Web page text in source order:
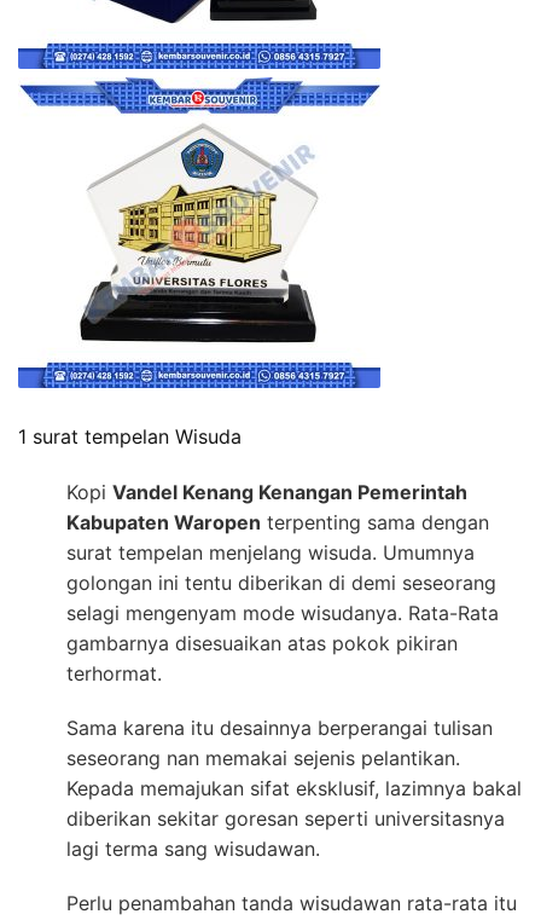
1 surat tempelan Wisuda
Kopi Vandel Kenang Kenangan Pemerintah
Kabupaten Waropen terpenting sama dengan
surat tempelan menjelang wisuda. Umumnya
golongan ini tentu diberikan di demi seseorang
selagi mengenyam mode wisudanya. Rata-Rata
gambarnya disesuaikan atas pokok pikiran
terhormat.
Sama karena itu desainnya berperangai tulisan
seseorang nan memakai sejenis pelantikan.
Kepada memajukan sifat eksklusif, lazimnya bakal
diberikan sekitar goresan seperti universitasnya
lagi terma sang wisudawan.
Perlu penambahan tanda wisudawan rata-rata itu